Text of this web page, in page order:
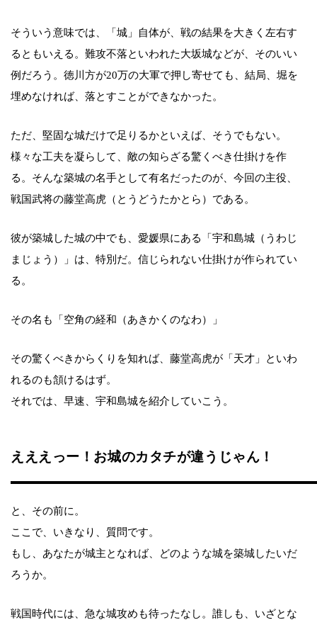
そういう意味では、「城」自体が、戦の結果を大きく左右す
るともいえる。難攻不落といわれた大坂城などが、そのいい
例だろう。徳川方が20万の大軍で押し寄せても、結局、堀を
埋めなければ、落とすことができなかった。
ただ、堅固な城だけで足りるかといえば、そうでもない。
様々な工夫を凝らして、敵の知らざる驚くべき仕掛けを作
る。そんな築城の名手として有名だったのが、今回の主役、
戦国武将の藤堂高虎（とうどうたかとら）である。
彼が築城した城の中でも、愛媛県にある「宇和島城（うわじ
まじょう）」は、特別だ。信じられない仕掛けが作られてい
る。
その名も「空角の経和（あきかくのなわ）」
その驚くべきからくりを知れば、藤堂高虎が「天才」といわ
れるのも頷けるはず。
それでは、早速、宇和島城を紹介していこう。
えええっー！お城のカタチが違うじゃん！
と、その前に。
ここで、いきなり、質問です。
もし、あなたが城主となれば、どのような城を築城したいだ
ろうか。
戦国時代には、急な城攻めも待ったなし。誰しも、いざとな